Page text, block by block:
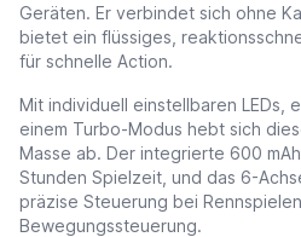
Geräten. Er verbindet sich ohne
bietet ein flüssiges,
für schnelle Action.
Mit individuell einstellbaren LEDs,
einem Turbo-Modus hebt sich
Masse ab. Der integrierte 600
Stunden Spielzeit, und das 6-
präzise Steuerung bei
Bewegungssteuerung.